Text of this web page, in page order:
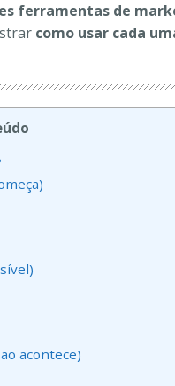
ferramentas de
como usar cada
acontece)